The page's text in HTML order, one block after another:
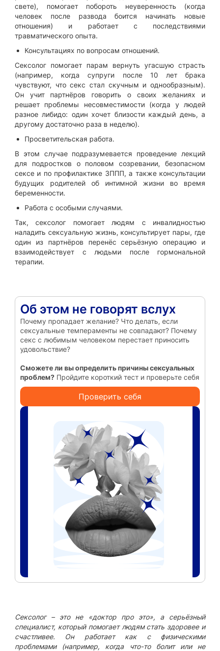
свете), помогает побороть неуверенность (когда
человек после развода боится начинать новые
отношения) и работает с последствиями
травматического опыта.
Консультациях по вопросам отношений.
Сексолог помогает парам вернуть угасшую страсть
(например, когда супруги после 10 лет брака
чувствуют, что секс стал скучным и однообразным).
Он учит партнёров говорить о своих желаниях и
решает проблемы несовместимости (когда у людей
разное либидо: один хочет близости каждый день, а
другому достаточно раза в неделю).
Просветительская работа.
В этом случае подразумевается проведение лекций
для подростков о половом созревании, безопасном
сексе и по профилактике ЗППП, а также консультации
будущих родителей об интимной жизни во время
беременности.
Работа с особыми случаями.
Так, сексолог помогает людям с инвалидностью
наладить сексуальную жизнь, консультирует пары, где
один из партнёров перенёс серьёзную операцию и
взаимодействует с людьми после гормональной
терапии.
Об этом не говорят вслух
Почему пропадает желание? Что делать, если
сексуальные темпераменты не совпадают? Почему
секс с любимым человеком перестает приносить
удовольствие?
Сможете ли вы определить причины сексуальных
проблем? Пройдите короткий тест и проверьте себя
Проверить себя
Сексолог – это не «доктор про это», а серьёзный
специалист, который помогает людям стать здоровее и
счастливее. Он работает как с физическими
проблемами (например, когда что-то болит или не